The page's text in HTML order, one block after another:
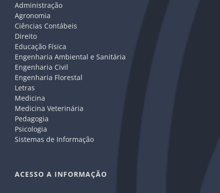
Administração
Agronomia
Ciências Contábeis
Direito
Educação Física
Engenharia Ambiental e Sanitária
Engenharia Civil
Engenharia Florestal
Letras
Medicina
Medicina Veterinária
Pedagogia
Psicologia
Sistemas de Informação
ACESSO A INFORMAÇÃO